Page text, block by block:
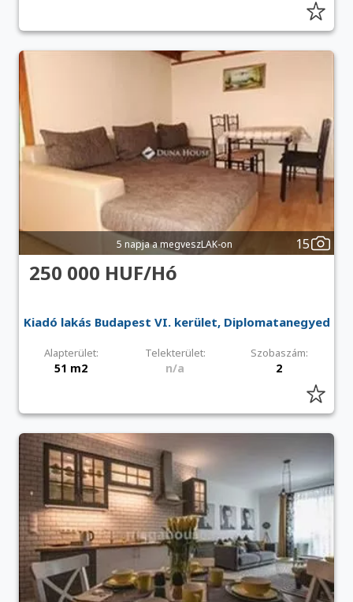
5 napja a megveszLAK-on 15
250 000 HUF/Hó
Kiadó lakás Budapest VI. kerület, Diplomatanegyed
Alapterület: Telekterület: Szobaszám:
51 m2 n/a 2